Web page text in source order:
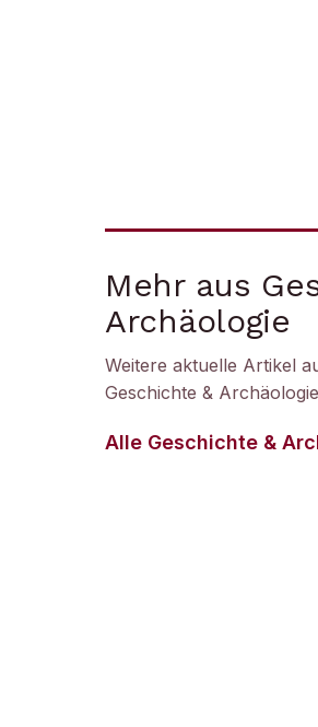
Mehr aus
Archäologie
Weitere aktuelle Artikel
Geschichte & Archäologie
Alle Geschichte &